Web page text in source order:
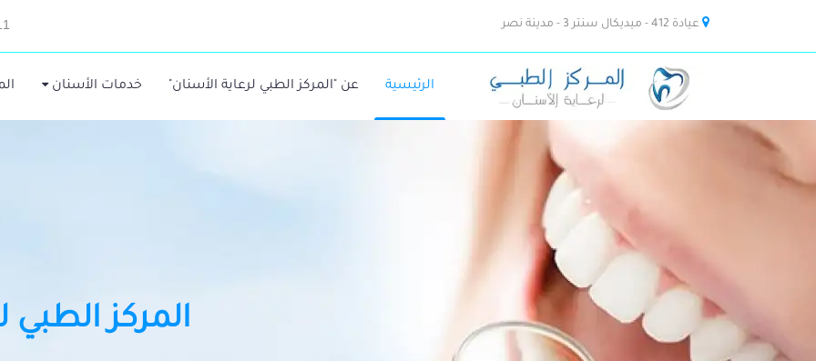
عيادة 412 - ميديكال سنتر 3 - مدينة نصر
الرئيسية عن "المركز الطبي لرعاية الأسنان" خدمات الأسنان
المركز الطبي